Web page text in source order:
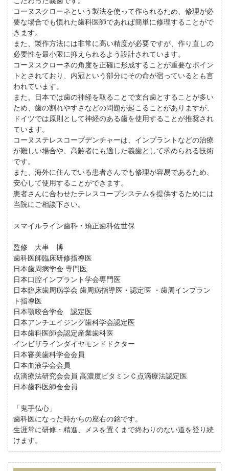
コーヌスクローネという製法を使って作られるため、修理が必
要な場合でも慣れた歯科医師であれば簡単に修理することがで
きます。
また、製作方法には非常に高い精度が必要ですが、作り直しの
必要性を最小限に抑えられるよう設計されています。
コーヌスクローネの角度を正確に形成することが重要なポイン
トとされており、内冠という部分にその命が宿っているとも言
われています。
また、日本では歯の神経を取ることで支台歯とすることが多い
ため、歯の割れやすさなどの問題が起こることがありますが、
ドイツでは原則として神経のある歯を使用することが推奨され
ています。
コーヌステレスコープデンチャーは、インプラントなどの治療
が難しい場合や、高齢者にも適した義歯として求められる技術
です。
また、海外に住んでいる患者さんでも修理が容易であるため、
安心して使用することができます。
患者さんに合わせたテレスコープシステムを提供するためには
当院にご相談下さい。
スマイルライン歯科・矯正歯科佐世保
監修 大串 博
歯科医師臨床研修指導医
日本歯周病学会 専門医
日本口腔インプラント学会専門医
日本臨床歯周病学会 歯周病指導医・認定医 ・歯周インプラン
ト指導医
日本顎咬合学会 認定医
日本アンチエイジング歯科学会認定医
日本歯科医師会認定産業歯科医
インビザラインダイヤモンドドクター
日本審美歯科学会会員
日本血液学会会員
点滴療法研究会会員 高濃度ビタミンＣ点滴療法認定医
日本歯科医師会会員
「鬼手仏心」
歯科医になった時からの座右の銘です。
生涯常に研修・精進、メスを置くまで終わりのない道を登り続
けます。